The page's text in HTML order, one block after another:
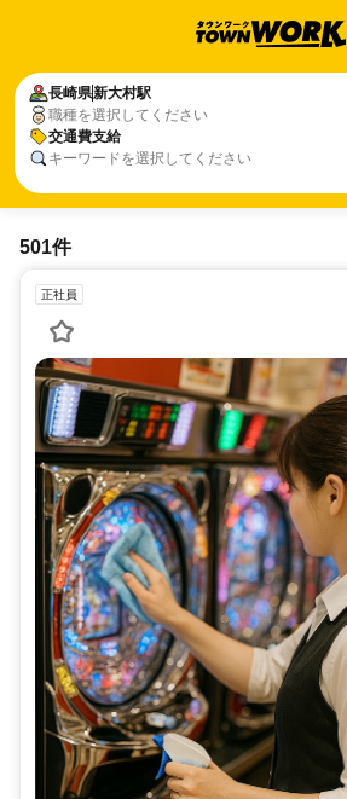
長崎県新大村駅
職種を選択してください
交通費支給
キーワードを選択してください
501件
正社員